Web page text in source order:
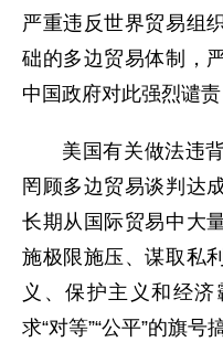
严重违反世界贸易组
础的多边贸易体制，
中国政府对此强烈谴责
美国有关做法违
罔顾多边贸易谈判达
长期从国际贸易中大
施极限施压、谋取私
义、保护主义和经
求“对等”“公平”的旗